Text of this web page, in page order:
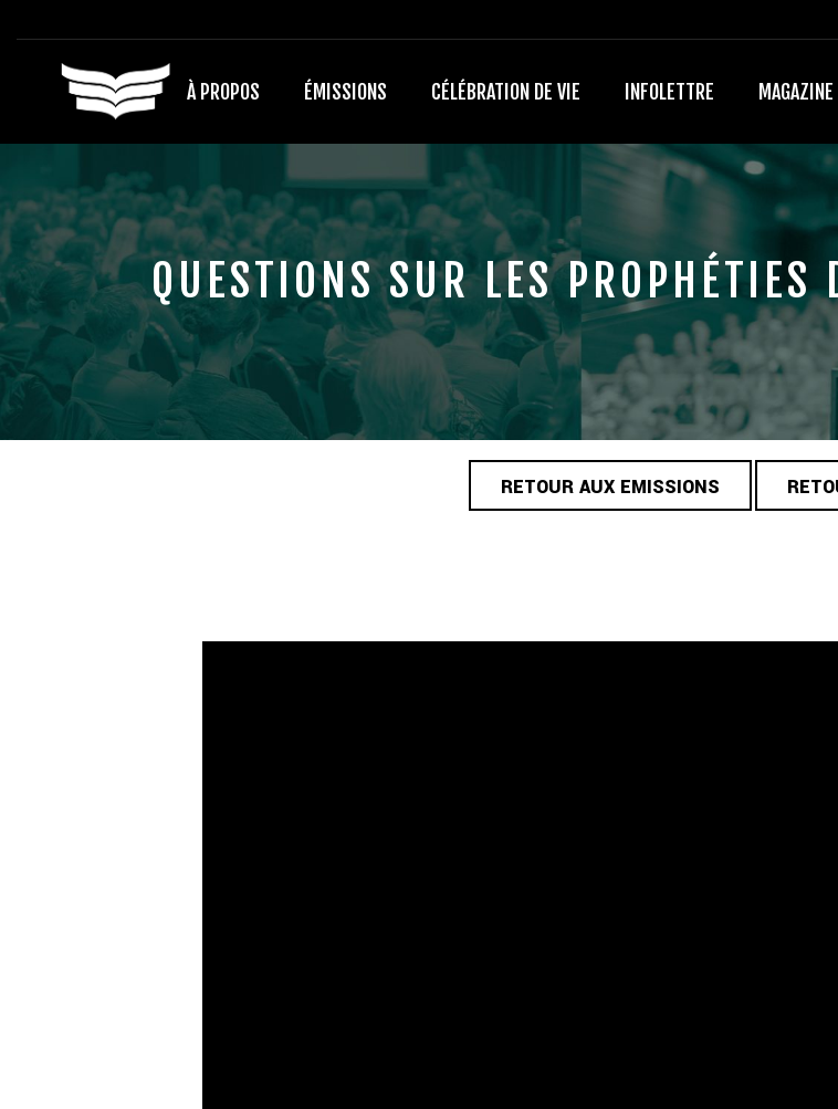
À PROPOS ÉMISSIONS CÉLÉBRATION DE VIE INFOLETTRE MAGAZINE
QUESTIONS SUR LES
RETOUR AUX EMISSIONS